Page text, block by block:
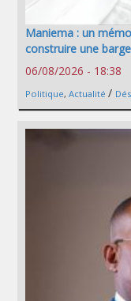
Maniema : un
construire une
06/08/2026 - 18:38
Politique, Actualité /